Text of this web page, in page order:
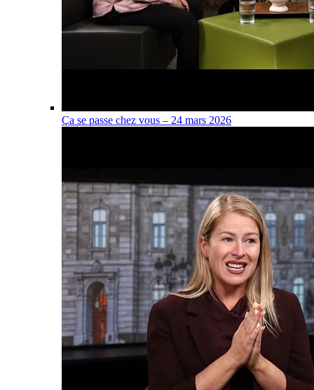
Ça se passe chez vous – 24 mars 2026